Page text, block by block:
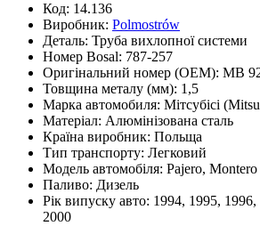
Код: 14.136
Виробник: Polmostrów
Деталь: Труба вихлопної системи
Номер Bosal: 787-257
Оригінальний номер (OEM): MB
Товщина металу (мм): 1,5
Марка автомобиля: Мітсубісі
Матеріал: Алюмінізована сталь
Країна виробник: Польща
Тип транспорту: Легковий
Модель автомобіля: Pajero, Montero
Паливо: Дизель
Рік випуску авто: 1994, 1995,
2000